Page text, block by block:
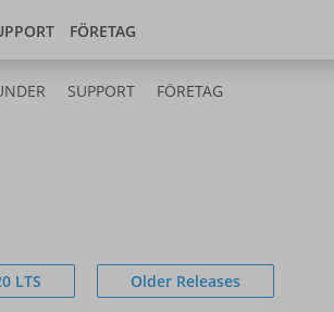
FÖRETAG
SUPPORT FÖRETAG
LTS Older Releases